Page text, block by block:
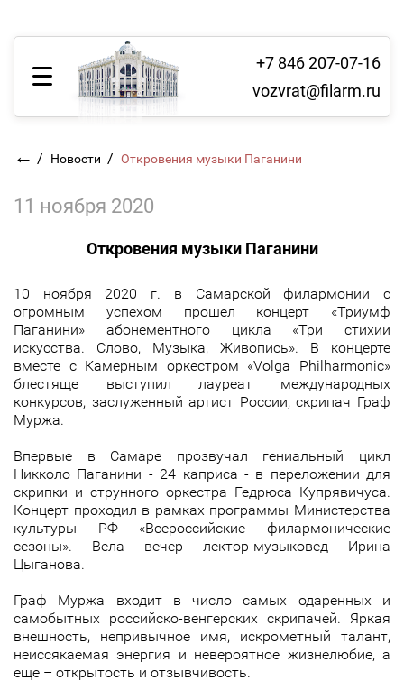
+7 846 207-07-16
vozvrat@filarm.ru
← / Новости / Откровения музыки Паганини
11 ноября 2020
Откровения музыки Паганини
10 ноября 2020 г. в Самарской филармонии с
огромным успехом прошел концерт «Триумф
Паганини» абонементного цикла «Три стихии
искусства. Слово, Музыка, Живопись». В концерте
вместе с Камерным оркестром «Volga Philharmonic»
блестяще выступил лауреат международных
конкурсов, заслуженный артист России, скрипач Граф
Муржа.
Впервые в Самаре прозвучал гениальный цикл
Никколо Паганини - 24 каприса - в переложении для
скрипки и струнного оркестра Гедрюса Купрявичуса.
Концерт проходил в рамках программы Министерства
культуры РФ «Всероссийские филармонические
сезоны». Вела вечер лектор-музыковед Ирина
Цыганова.
Граф Муржа входит в число самых одаренных и
самобытных российско-венгерских скрипачей. Яркая
внешность, непривычное имя, искрометный талант,
неиссякаемая энергия и невероятное жизнелюбие, а
еще – открытость и отзывчивость.